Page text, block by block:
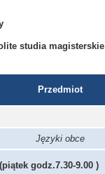
studia magisterskie
Przedmiot
Języki obce
godz.7.30-9.00 )